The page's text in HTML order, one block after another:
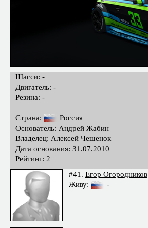
Шасси: -
Двигатель: -
Резина: -
Страна:
Россия
Основатель: Андрей Жабин
Владелец: Алексей Чешенок
Дата основания: 31.07.2010
Рейтинг: 2
#41. Егор Огородников
Живу:
-